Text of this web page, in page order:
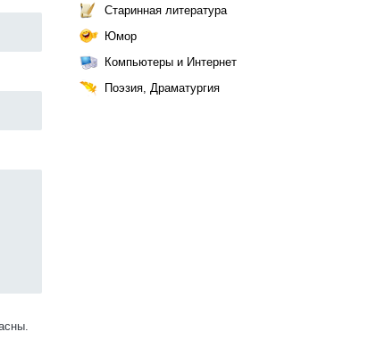
Старинная литература
Юмор
Компьютеры и Интернет
Поэзия, Драматургия